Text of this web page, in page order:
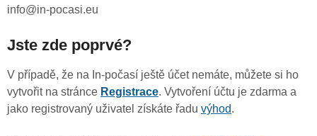
info@in-pocasi.eu
Jste zde poprvé?
V případě, že na In-počasí ještě účet nemáte, můžete si ho
vytvořit na stránce Registrace. Vytvoření účtu je zdarma a
jako registrovaný uživatel získáte řadu výhod.